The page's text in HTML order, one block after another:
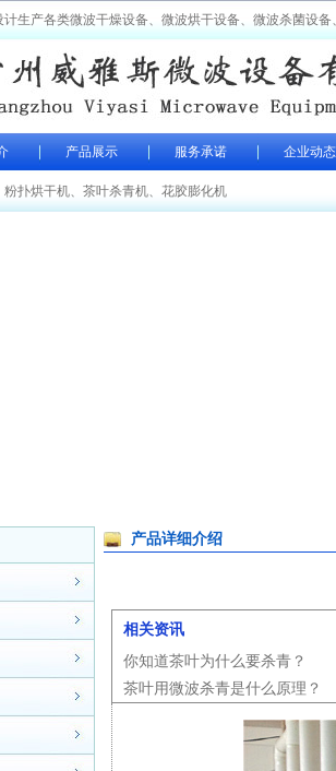
生产各类微波干燥设备、微波烘干设备、微波杀菌设
产品展示 服务承诺 企业动态
粉扑烘干机、 茶叶杀青机、 花胶膨化机
产品详细介绍
相关资讯
你知道茶叶为什么要杀青？
茶叶用微波杀青是什么原理？